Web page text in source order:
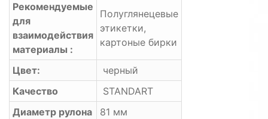
Рекомендуемые
для
взаимодействия
материалы :
Полуглянецевые
этикетки,
картоные бирки
Цвет:
черный
Качество
STANDART
Диаметр рулона
81 мм